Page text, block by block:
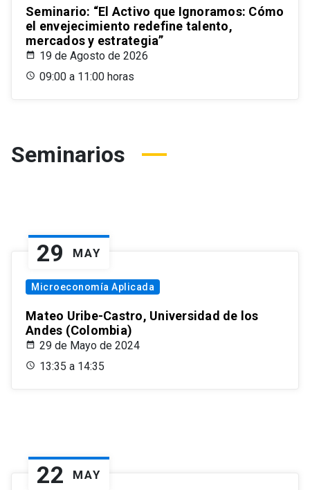
Seminario: “El Activo que Ignoramos: Cómo
el envejecimiento redefine talento,
mercados y estrategia”
19 de Agosto de 2026
09:00 a 11:00 horas
Seminarios
29 MAY
Microeconomía Aplicada
Mateo Uribe-Castro, Universidad de los
Andes (Colombia)
29 de Mayo de 2024
13:35 a 14:35
22 MAY